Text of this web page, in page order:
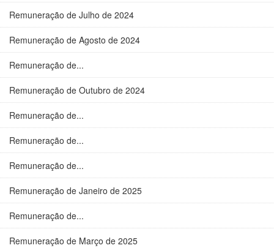
Remuneração de Julho de 2024
Remuneração de Agosto de 2024
Remuneração de...
Remuneração de Outubro de 2024
Remuneração de...
Remuneração de...
Remuneração de...
Remuneração de Janeiro de 2025
Remuneração de...
Remuneração de Março de 2025